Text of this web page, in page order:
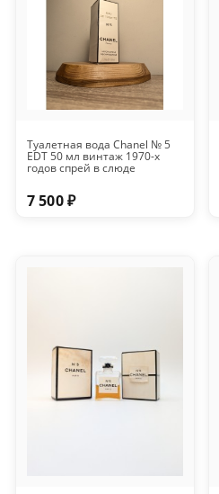
Туалетная вода Chanel № 5
EDT 50 мл винтаж 1970-х
годов спрей в слюде
7 500 ₽